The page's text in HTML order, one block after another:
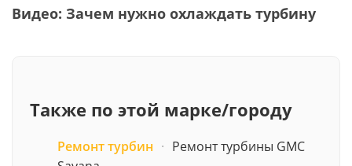
Видео: Зачем нужно охлаждать турбину
Также по этой марке/городу
Ремонт турбин · Ремонт турбины GMC